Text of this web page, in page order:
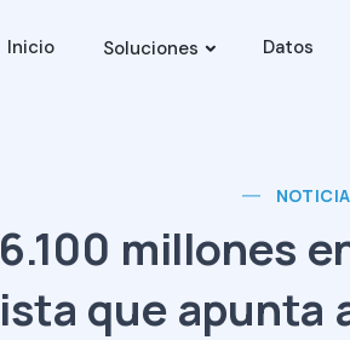
Inicio Soluciones Datos
millones
que apunta